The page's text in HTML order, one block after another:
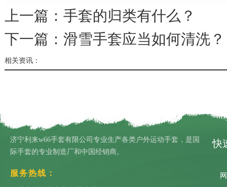
上一篇： 手套的归类有什么？
下一篇： 滑雪手套应当如何清洗？
相关资讯：
济宁利来w66手套有限公司专业生产各类户外运动手套，是国
际手套的专业制造厂和中国经销商。
服务热线：
快